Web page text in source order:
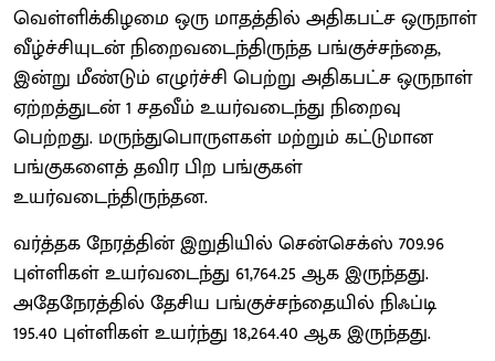
வெள்ளிக்கிழமை ஒரு மாதத்தில் அதிகபட்ச ஒருநாள்
வீழ்ச்சியுடன் நிறைவடைந்திருந்த பங்குச்சந்தை,
இன்று மீண்டும் எழுர்ச்சி பெற்று அதிகபட்ச ஒருநாள்
ஏற்றத்துடன் 1 சதவீம் உயர்வடைந்து நிறைவு
பெற்றது. மருந்துபொருளகள் மற்றும் கட்டுமான
பங்குகளைத் தவிர பிற பங்குகள்
உயர்வடைந்திருந்தன.
வர்த்தக நேரத்தின் இறுதியில் சென்செக்ஸ் 709.96
புள்ளிகள் உயர்வடைந்து 61,764.25 ஆக இருந்தது.
அதேநேரத்தில் தேசிய பங்குச்சந்தையில் நிஃப்டி
195.40 புள்ளிகள் உயர்ந்து 18,264.40 ஆக இருந்தது.